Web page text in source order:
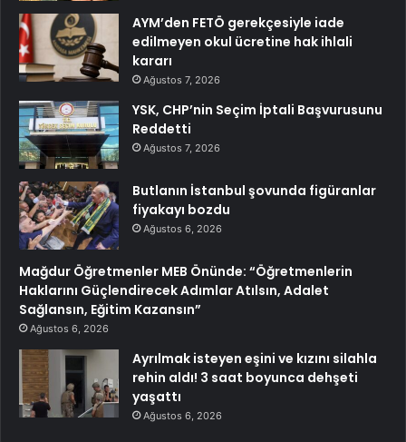
AYM’den FETÖ gerekçesiyle iade
edilmeyen okul ücretine hak ihlali
kararı
Ağustos 7, 2026
YSK, CHP’nin Seçim İptali Başvurusunu
Reddetti
Ağustos 7, 2026
Butlanın İstanbul şovunda figüranlar
fiyakayı bozdu
Ağustos 6, 2026
Mağdur Öğretmenler MEB Önünde: “Öğretmenlerin
Haklarını Güçlendirecek Adımlar Atılsın, Adalet
Sağlansın, Eğitim Kazansın”
Ağustos 6, 2026
Ayrılmak isteyen eşini ve kızını silahla
rehin aldı! 3 saat boyunca dehşeti
yaşattı
Ağustos 6, 2026